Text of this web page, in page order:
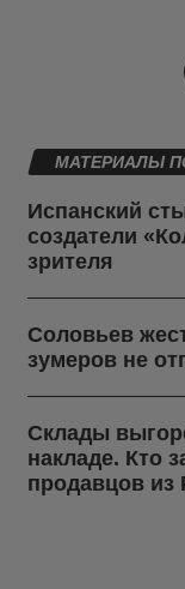
МАТЕРИАЛЫ
Испанский
создатели
зрителя
Соловьев
зумеров не
Склады
накладе. Кто
продавцов из